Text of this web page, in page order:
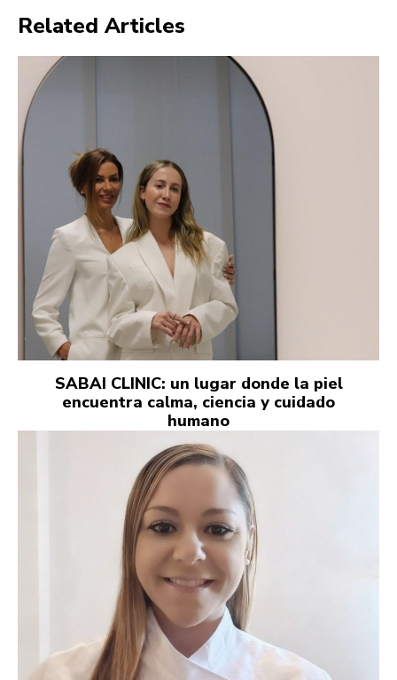
Related Articles
SABAI CLINIC: un lugar donde la piel
encuentra calma, ciencia y cuidado
humano